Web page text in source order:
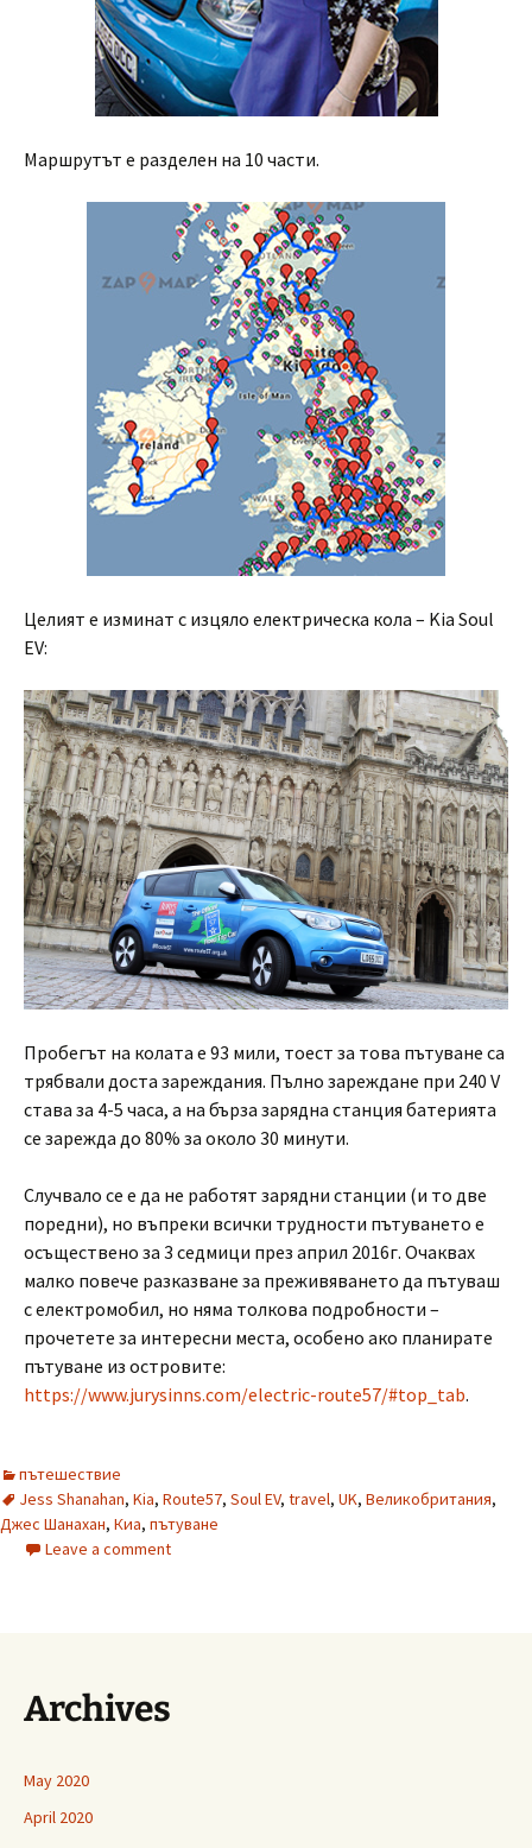
Маршрутът е разделен на 10 части.
Целият е изминат с изцяло електрическа кола – Kia Soul
EV:
Пробегът на колата е 93 мили, тоест за това пътуване са
трябвали доста зареждания. Пълно зареждане при 240 V
става за 4-5 часа, а на бърза зарядна станция батерията
се зарежда до 80% за около 30 минути.
Случвало се е да не работят зарядни станции (и то две
поредни), но въпреки всички трудности пътуването е
осъществено за 3 седмици през април 2016г. Очаквах
малко повече разказване за преживяването да пътуваш
с електромобил, но няма толкова подробности –
прочетете за интересни места, особено ако планирате
пътуване из островите:
https://www.jurysinns.com/electric-route57/#top_tab.
пътешествие
Jess Shanahan, Kia, Route57, Soul EV, travel, UK, Великобритания,
Джес Шанахан, Киа, пътуване
Leave a comment
Archives
May 2020
April 2020